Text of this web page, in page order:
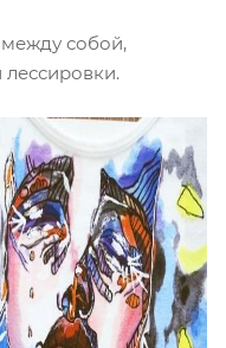
собой,
лессировки.